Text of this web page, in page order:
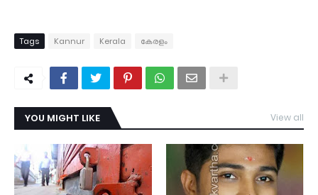
Tags Kannur Kerala കേരളം
YOU MIGHT LIKE View all